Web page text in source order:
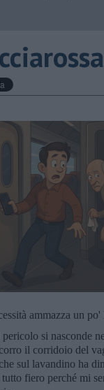
ammazza un
pericolo si nasconde
il corridoio del
sul lavandino ha
tutto fiero perché mi